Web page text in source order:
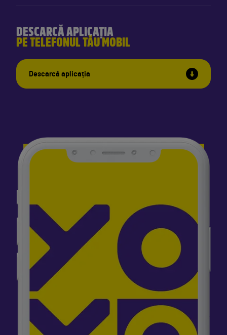
DESCARCĂ APLICAȚIA
PE TELEFONUL TĂU MOBIL
Descarcă aplicația